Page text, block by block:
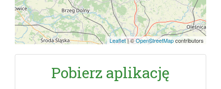
Leaflet|©OpenStreetMapcontributors
Pobierz aplikację